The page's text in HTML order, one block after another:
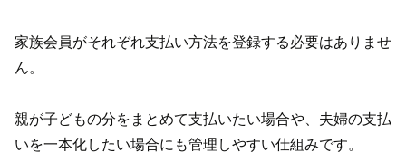
家族会員がそれぞれ支払い方法を登録する必要はありませ
ん。
親が子どもの分をまとめて支払いたい場合や、夫婦の支払
いを一本化したい場合にも管理しやすい仕組みです。